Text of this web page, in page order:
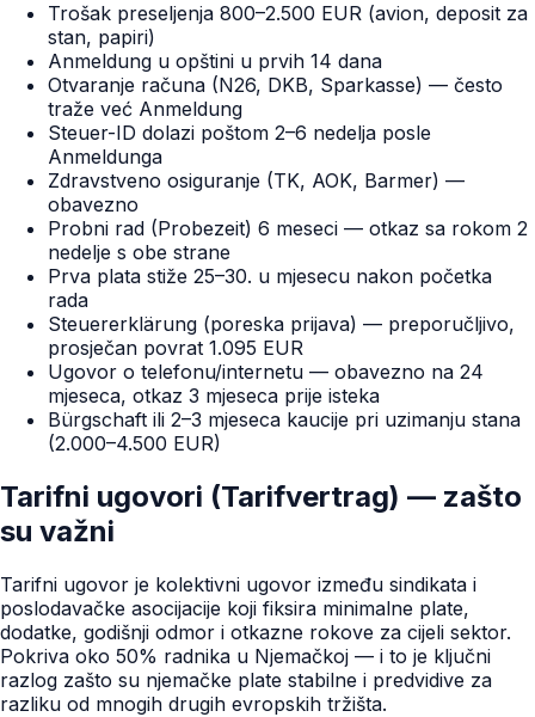
Trošak preseljenja 800–2.500 EUR (avion, deposit za
stan, papiri)
Anmeldung u opštini u prvih 14 dana
Otvaranje računa (N26, DKB, Sparkasse) — često
traže već Anmeldung
Steuer-ID dolazi poštom 2–6 nedelja posle
Anmeldunga
Zdravstveno osiguranje (TK, AOK, Barmer) —
obavezno
Probni rad (Probezeit) 6 meseci — otkaz sa rokom 2
nedelje s obe strane
Prva plata stiže 25–30. u mjesecu nakon početka
rada
Steuererklärung (poreska prijava) — preporučljivo,
prosječan povrat 1.095 EUR
Ugovor o telefonu/internetu — obavezno na 24
mjeseca, otkaz 3 mjeseca prije isteka
Bürgschaft ili 2–3 mjeseca kaucije pri uzimanju stana
(2.000–4.500 EUR)
Tarifni ugovori (Tarifvertrag) — zašto
su važni
Tarifni ugovor je kolektivni ugovor između sindikata i
poslodavačke asocijacije koji fiksira minimalne plate,
dodatke, godišnji odmor i otkazne rokove za cijeli sektor.
Pokriva oko 50% radnika u Njemačkoj — i to je ključni
razlog zašto su njemačke plate stabilne i predvidive za
razliku od mnogih drugih evropskih tržišta.